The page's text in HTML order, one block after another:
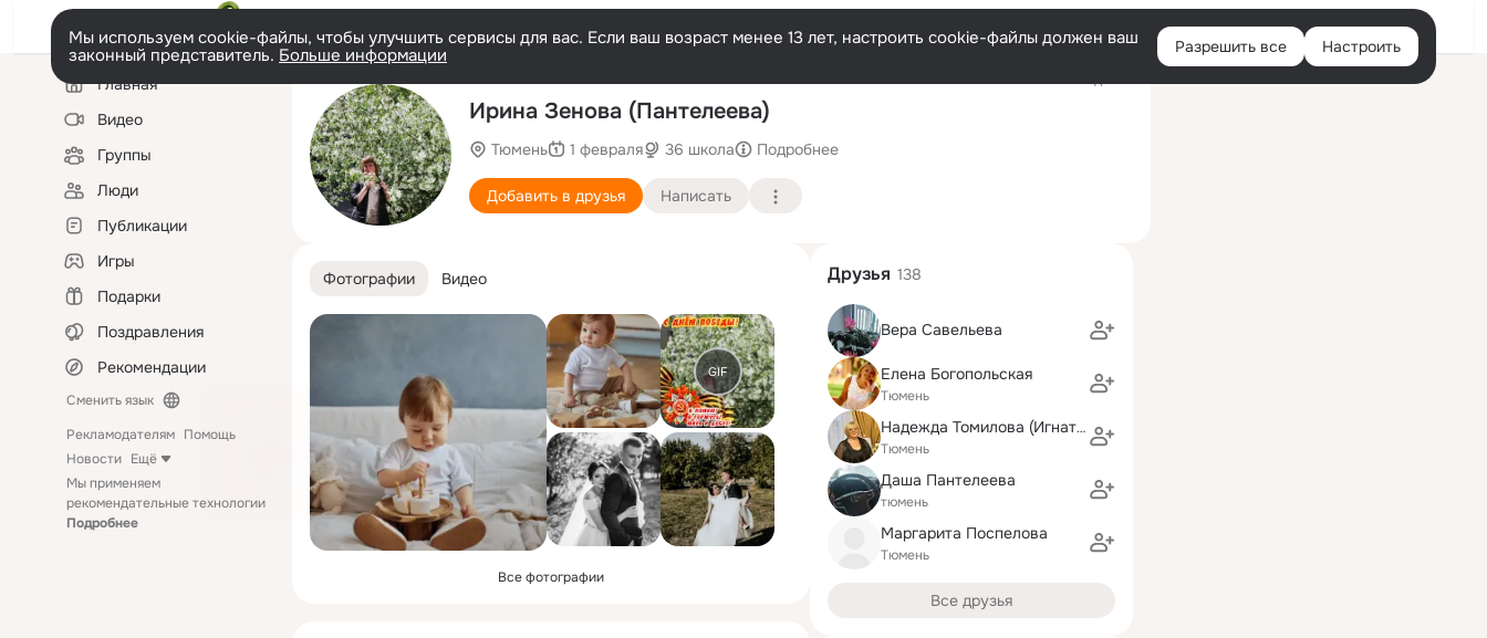
Войти
Мы используем cookie-файлы, чтобы улучшить сервисы для вас. Если ваш возраст менее 13 лет, настроить cookie-файлы должен ваш
законный представитель. Больше информации Разрешить все Настроить
Левая
колонкаГлавная
Видео
Группы
Люди
Публикации
Игры
Подарки
Поздравления
Рекомендации
Сменить язык
Рекламодателям Помощь
Новости Ещё
Мы применяем
рекомендательные технологии
Подробнее
Ирина Зенова (Пантелеева)
Тюмень 1 февраля 36 школа Подробнее
Добавить в друзья Написать
Фотографии Видео
GIF
Все фотографии
Друзья 138
Вера Савельева
Елена Богопольская
Тюмень
Надежда Томилова (Игнатьева)
Тюмень
Даша Пантелеева
тюмень
Маргарита Поспелова
Тюмень
Все друзья